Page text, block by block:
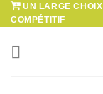
Passer
au
contenu
UN LARGE
COMPÉTITIF